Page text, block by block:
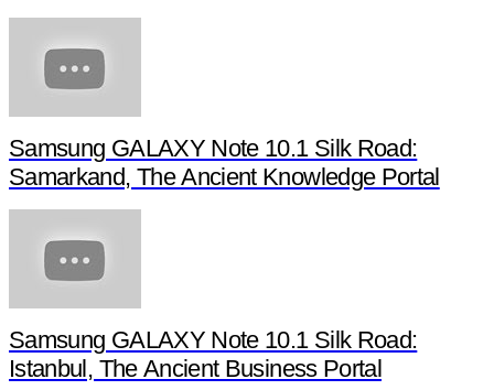
Samsung GALAXY Note 10.1 Silk Road:
Samarkand, The Ancient Knowledge Portal
Samsung GALAXY Note 10.1 Silk Road:
Istanbul, The Ancient Business Portal